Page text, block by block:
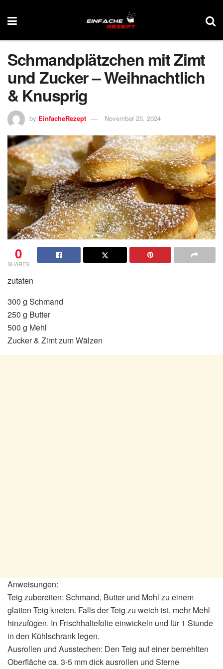
Schmandplätzchen mit Zimt
und Zucker – Weihnachtlich
& Knusprig
by EinfacheRezept November 25, 2024
0
SHARES
zutaten
300 g Schmand
250 g Butter
500 g Mehl
Zucker & Zimt zum Wälzen
Anweisungen:
Teig zubereiten: Schmand, Butter und Mehl zu einem
glatten Teig kneten. Falls der Teig zu weich ist, mehr Mehl
hinzufügen. In Frischhaltefolie einwickeln und für 1 Stunde
in den Kühlschrank legen.
Ausrollen und Ausstechen: Den Teig auf einer bemehlten
Oberfläche ca. 3-5 mm dick ausrollen und Sterne